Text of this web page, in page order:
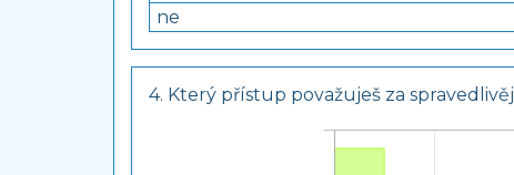
ne
4. Který přístup považuješ za